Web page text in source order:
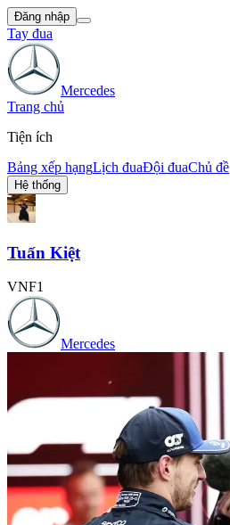
Đăng nhập
Tay đua
Mercedes
Trang chủ
Tiện ích
Bảng xếp hạngLịch đuaĐội đuaChủ đề
Hệ thống
Tuấn Kiệt
VNF1
Mercedes